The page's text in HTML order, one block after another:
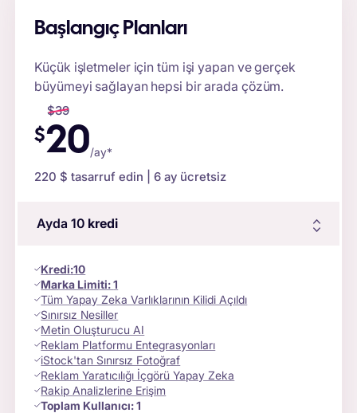
Başlangıç Planları
Küçük işletmeler için tüm işi yapan ve gerçek
büyümeyi sağlayan hepsi bir arada çözüm.
$39
$20/ay*
220 $ tasarruf edin | 6 ay ücretsiz
Ayda 10 kredi
Kredi:10
Marka Limiti:1
Tüm Yapay Zeka Varlıklarının Kilidi Açıldı
Sınırsız Nesiller
Metin Oluşturucu AI
Reklam Platformu Entegrasyonları
iStock'tan Sınırsız Fotoğraf
Reklam Yaratıcılığı İçgörü Yapay Zeka
Rakip Analizlerine Erişim
Toplam Kullanıcı:1